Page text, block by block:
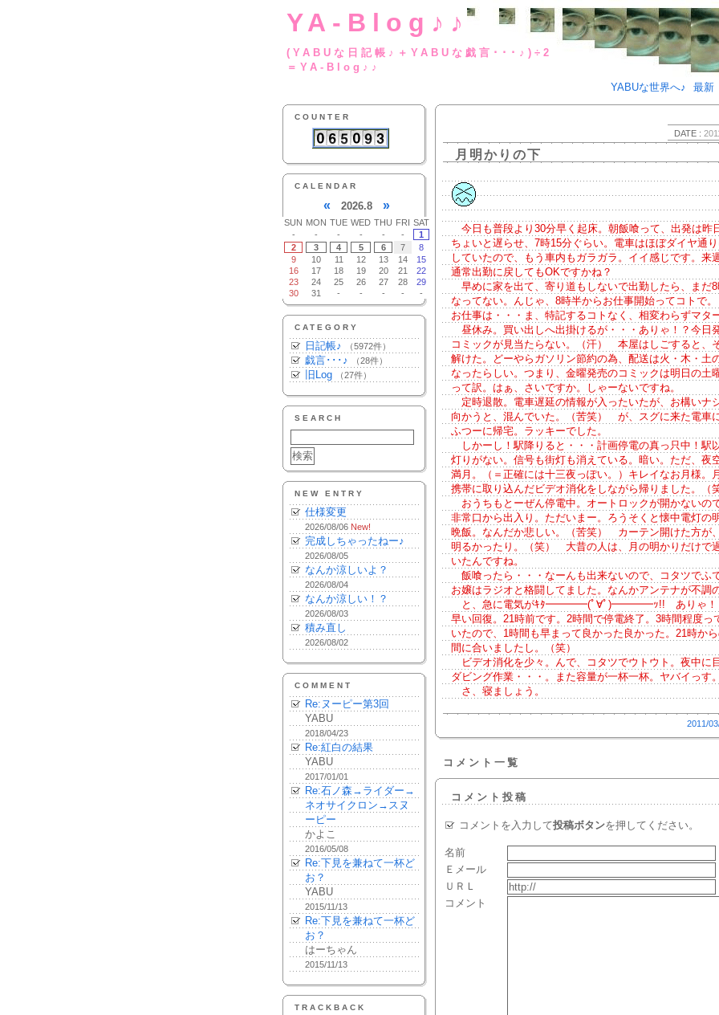
YA-Blog♪♪
(YABUな日記帳♪＋YABUな戯言･･
＝YA-Blog♪♪
YABUな世界へ♪
最新
COUNTER
CALENDAR
« 2026.8 »
SUN MON TUE WED THU FRI SAT
-
- - - - -
1
2
3 4 5 6 7
8
9
10 11 12 13 14
15
16
17 18 19 20 21
22
23
24 25 26 27 28
29
30
31 - - - - -
CATEGORY
日記帳♪ （5972件）
戯言･･･♪ （28件）
旧Log （27件）
SEARCH
NEW ENTRY
仕様変更
2026/08/06 New!
完成しちゃったねー♪
2026/08/05
なんか涼しいよ？
2026/08/04
なんか涼しい！？
2026/08/03
積み直し
2026/08/02
COMMENT
Re:ヌーピー第3回
YABU
2018/04/23
Re:紅白の結果
YABU
2017/01/01
Re:石ノ森→ライダー→
ネオサイクロン→スヌ
ーピー
かよこ
2016/05/08
Re:下見を兼ねて一杯ど
お？
YABU
2015/11/13
Re:下見を兼ねて一杯ど
お？
はーちゃん
2015/11/13
TRACKBACK
DATE :
月明かりの下
今日も普段より30分早く起床。朝飯喰って、出発は昨
ちょいと遅らせ、7時15分ぐらい。電車はほぼダイヤ通
していたので、もう車内もガラガラ。イイ感じです。来
通常出勤に戻してもOKですかね？
早めに家を出て、寄り道もしないで出勤したら、まだ8
なってない。んじゃ、8時半からお仕事開始ってコトで。
お仕事は・・・ま、特記するコトなく、相変わらずマター
昼休み。買い出しへ出掛けるが・・・ありゃ！？今日
コミックが見当たらない。（汗） 本屋はしごすると、
解けた。どーやらガソリン節約の為、配送は火・木・土
なったらしい。つまり、金曜発売のコミックは明日の土
って訳。はぁ、さいですか。しゃーないですね。
定時退散。電車遅延の情報が入ったいたが、お構いナ
向かうと、混んでいた。（苦笑） が、スグに来た電車に
ふつーに帰宅。ラッキーでした。
しかーし！駅降りると・・・計画停電の真っ只中！駅以
灯りがない。信号も街灯も消えている。暗い。ただ、夜
満月。（＝正確には十三夜っぽい。）キレイなお月様。
携帯に取り込んだビデオ消化をしながら帰りました。（笑
おうちもとーぜん停電中。オートロックが開かないの
非常口から出入り。ただいまー。ろうそくと懐中電灯の
晩飯。なんだか悲しい。（苦笑） カーテン開けた方が
明るかったり。（笑） 大昔の人は、月の明かりだけで
いたんですね。
飯喰ったら・・・なーんも出来ないので、コタツでふて
お嬢はラジオと格闘してました。なんかアンテナが不調
と、急に電気がｷﾀ━━━━(ﾟ∀ﾟ)━━━━ｯ!! ありゃ！
早い回復。21時前です。2時間で停電終了。3時間程度っ
いたので、1時間も早まって良かった良かった。21時か
間に合いましたし。（笑）
ビデオ消化を少々。んで、コタツでウトウト。夜中に
ダビング作業・・・。また容量が一杯一杯。ヤバイっす。
さ、寝ましょう。
2011/
コメント一覧
コメント投稿
コメントを入力して投稿ボタンを押してください。
名前
Ｅメール
ＵＲＬ
コメント